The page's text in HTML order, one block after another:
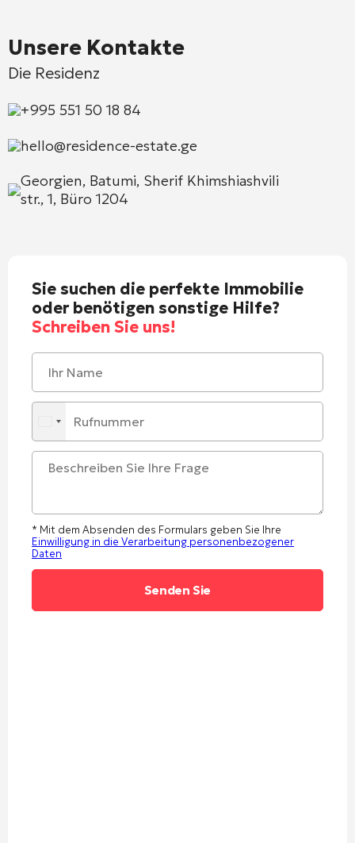
Unsere Kontakte
Die Residenz
+995 551 50 18 84
hello@residence-estate.ge
Georgien, Batumi, Sherif Khimshiashvili
str., 1, Büro 1204
Sie suchen die perfekte Immobilie
oder benötigen sonstige Hilfe?
Schreiben Sie uns!
* Mit dem Absenden des Formulars geben Sie Ihre
Einwilligung in die Verarbeitung personenbezogener
Daten